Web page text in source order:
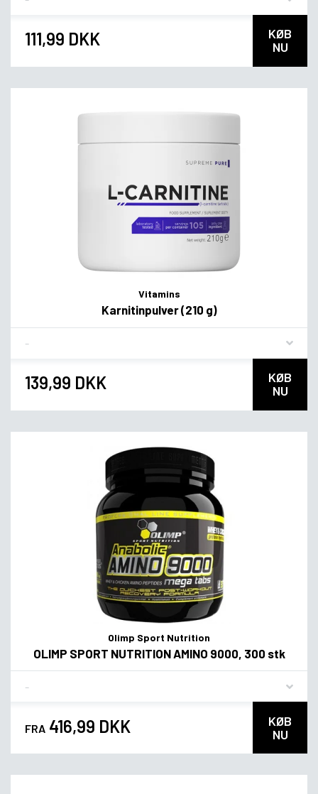
111,99 DKK
KØB
NU
Vitamins
Karnitinpulver (210 g)
139,99 DKK
KØB
NU
Olimp Sport Nutrition
OLIMP SPORT NUTRITION AMINO 9000, 300 stk
FRA 416,99 DKK
KØB
NU